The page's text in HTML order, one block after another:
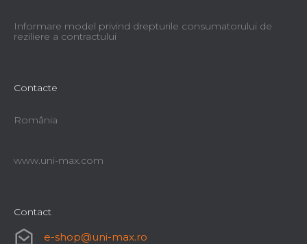
Informare model privind drepturile consumatorului de
reziliere a contractului
Contacte
România
www.uni-max.com
Contact
e-shop@uni-max.ro